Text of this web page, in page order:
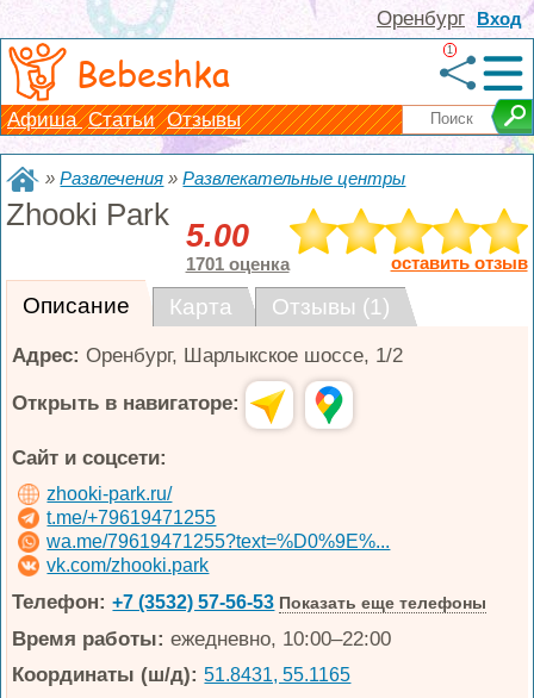
Вход
Оренбург
Bebeshka 1
Афиша Статьи Отзывы
»Развлечения »Развлекательные центры
Zhooki Park
5.00
1701 оценка оставить отзыв
Описание Карта Отзывы (1)
Адрес: Оренбург, Шарлыкское шоссе, 1/2
Открыть в навигаторе:
Сайт и соцсети:
zhooki-park.ru/
t.me/+79619471255
wa.me/79619471255?text=%D0%9E%...
vk.com/zhooki.park
Телефон: +7 (3532) 57-56-53 Показать еще телефоны
Время работы: ежедневно, 10:00–22:00
Координаты (ш/д): 51.8431, 55.1165